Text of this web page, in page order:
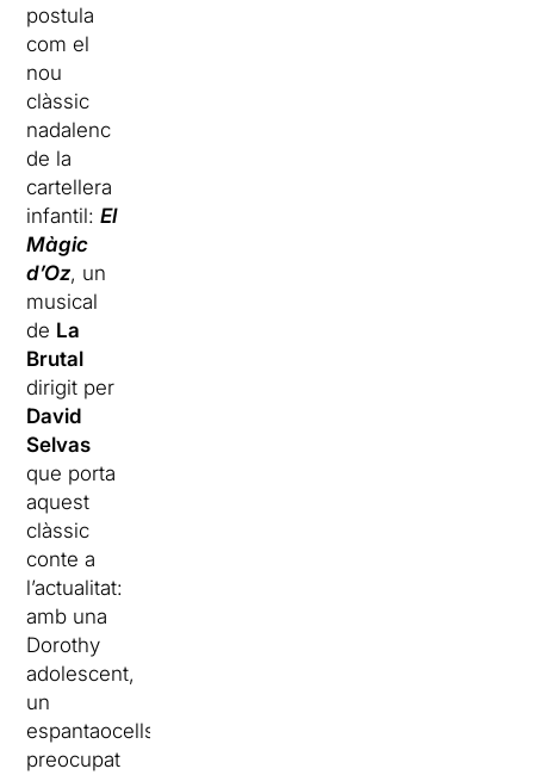
postula
com el
nou
clàssic
nadalenc
de la
cartellera
infantil:El
Màgic
d’Oz, un
musical
de La
Brutal
dirigit per
David
Selvas
que porta
aquest
clàssic
conte a
l’actualitat:
amb una
Dorothy
adolescent,
un
espantaocells
preocupat